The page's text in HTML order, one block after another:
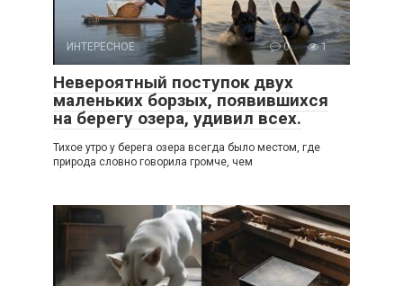
ИНТЕРЕСНОЕ 0 1
Невероятный поступок двух
маленьких борзых, появившихся
на берегу озера, удивил всех.
Тихое утро у берега озера всегда было местом, где
природа словно говорила громче, чем